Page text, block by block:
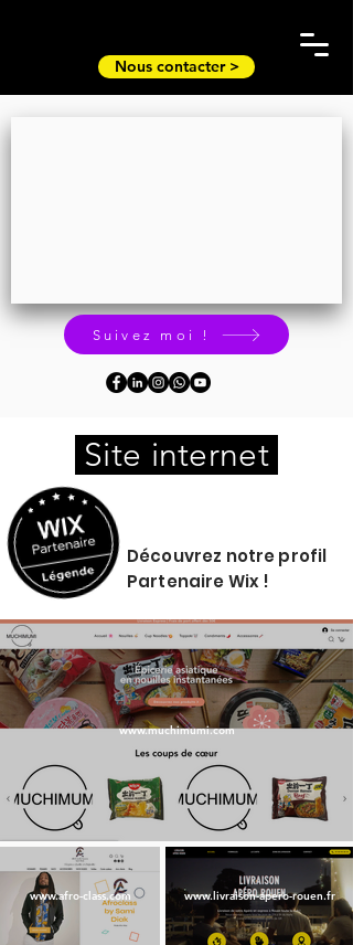
Nous contacter >
Suivez moi !
Site internet
Découvrez notre profil
Partenaire Wix !
www.muchimumi.com
www.afro-class.com www.livraison-apero-rouen.fr